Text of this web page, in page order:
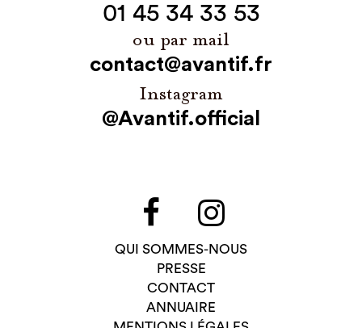
01 45 34 33 53
ou par mail
contact@avantif.fr
Instagram
@Avantif.official
QUI SOMMES-NOUS
PRESSE
CONTACT
ANNUAIRE